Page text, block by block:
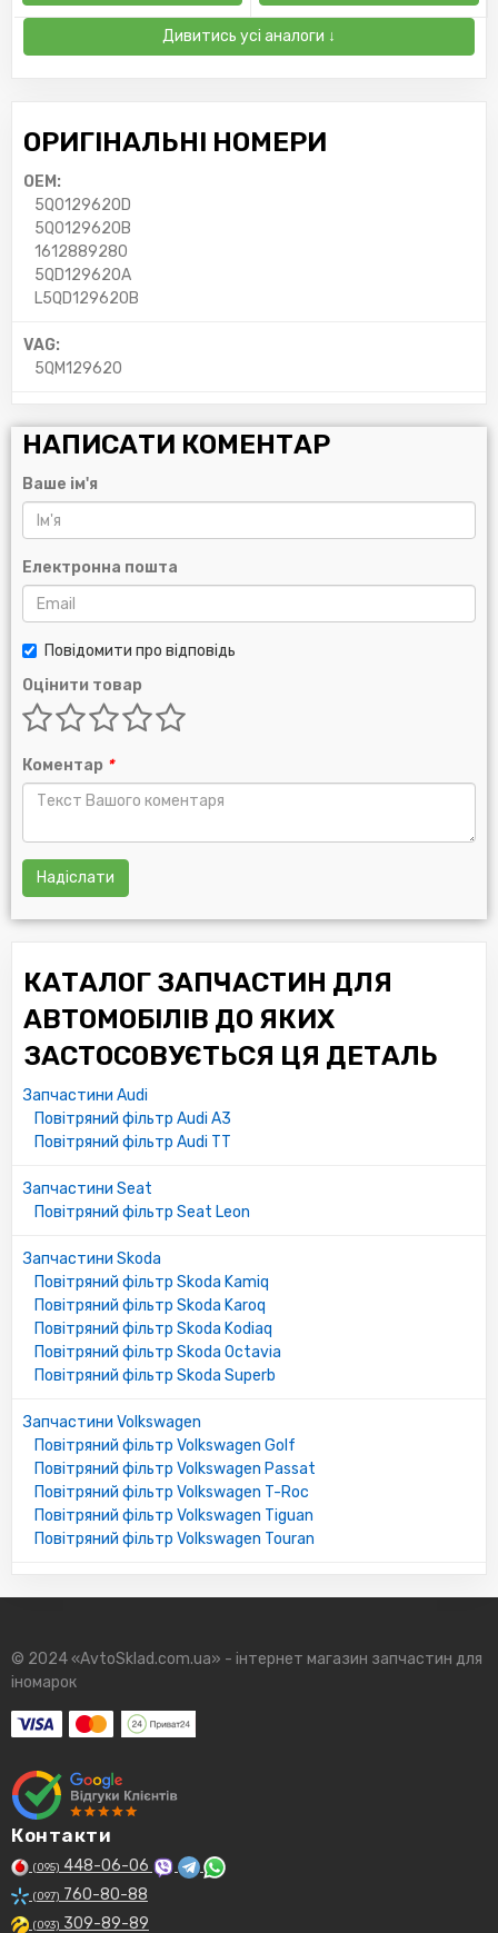
Дивитись усі аналоги ↓
ОРИГІНАЛЬНІ НОМЕРИ
OEM:
5Q0129620D
5Q0129620B
1612889280
5QD129620A
L5QD129620B
VAG:
5QM129620
НАПИСАТИ КОМЕНТАР
Ваше ім'я
Електронна пошта
Повідомити про відповідь
Оцінити товар
Коментар *
Надіслати
КАТАЛОГ ЗАПЧАСТИН ДЛЯ
АВТОМОБІЛІВ ДО ЯКИХ
ЗАСТОСОВУЄТЬСЯ ЦЯ ДЕТАЛЬ
Запчастини Audi
Повітряний фільтр Audi A3
Повітряний фільтр Audi TT
Запчастини Seat
Повітряний фільтр Seat Leon
Запчастини Skoda
Повітряний фільтр Skoda Kamiq
Повітряний фільтр Skoda Karoq
Повітряний фільтр Skoda Kodiaq
Повітряний фільтр Skoda Octavia
Повітряний фільтр Skoda Superb
Запчастини Volkswagen
Повітряний фільтр Volkswagen Golf
Повітряний фільтр Volkswagen Passat
Повітряний фільтр Volkswagen T-Roc
Повітряний фільтр Volkswagen Tiguan
Повітряний фільтр Volkswagen Touran
© 2024 «AvtoSklad.com.ua» - інтернет магазин запчастин для
іномарок
Контакти
(095) 448-06-06
(097) 760-80-88
(093) 309-89-89